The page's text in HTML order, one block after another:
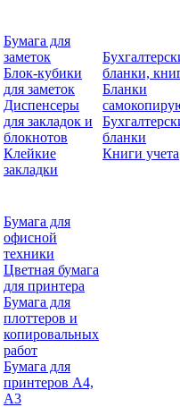
Бумага для
заметок
Блок-кубики
для заметок
Диспенсеры
для закладок и
блокнотов
Клейкие
закладки
бланки,
Бланки
бланки
Книги учета
Бумага для
офисной
техники
Цветная бумага
для принтера
Бумага для
плоттеров и
копировальных
работ
Бумага для
принтеров А4,
А3